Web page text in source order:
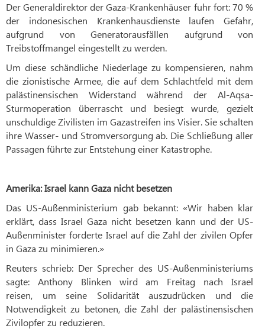
Der Generaldirektor der Gaza-Krankenhäuser fuhr fort: 70 %
der indonesischen Krankenhausdienste laufen Gefahr,
aufgrund von Generatorausfällen aufgrund von
Treibstoffmangel eingestellt zu werden.
Um diese schändliche Niederlage zu kompensieren, nahm
die zionistische Armee, die auf dem Schlachtfeld mit dem
palästinensischen Widerstand während der Al-Aqsa-
Sturmoperation überrascht und besiegt wurde, gezielt
unschuldige Zivilisten im Gazastreifen ins Visier. Sie schalten
ihre Wasser- und Stromversorgung ab. Die Schließung aller
Passagen führte zur Entstehung einer Katastrophe.
Amerika: Israel kann Gaza nicht besetzen
Das US-Außenministerium gab bekannt: «Wir haben klar
erklärt, dass Israel Gaza nicht besetzen kann und der US-
Außenminister forderte Israel auf die Zahl der zivilen Opfer
in Gaza zu minimieren.»
Reuters schrieb: Der Sprecher des US-Außenministeriums
sagte: Anthony Blinken wird am Freitag nach Israel
reisen, um seine Solidarität auszudrücken und die
Notwendigkeit zu betonen, die Zahl der palästinensischen
Zivilopfer zu reduzieren.